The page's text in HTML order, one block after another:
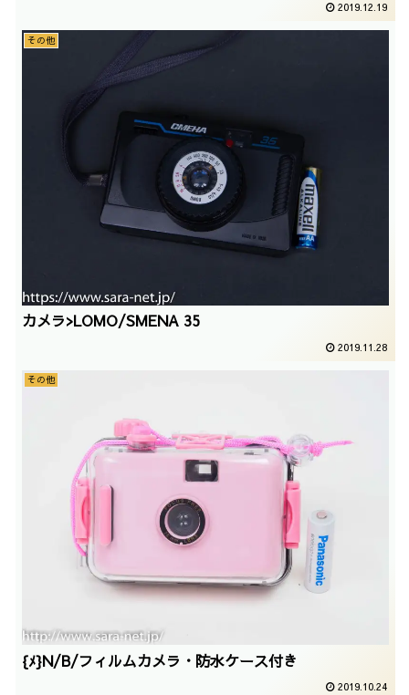
2019.12.19
その他
カメラ>LOMO/SMENA 35
2019.11.28
その他
{ﾒ}N/B/フィルムカメラ・防水ケース付き
2019.10.24